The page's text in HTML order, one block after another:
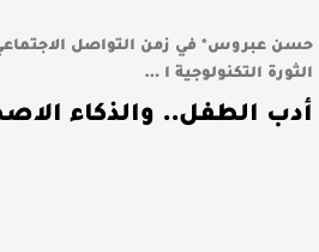
حسن عبروس* في زمن التواصل الاجتماعي
الثورة التكنولوجية ا …
أدب الطفل.. والذكاء